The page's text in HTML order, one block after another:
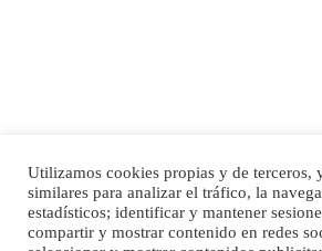
SHIBA PERDIDO AVDA JOSE MESA Y LOPEZ
PERRO MACHO RAZA SHIBA CON MICROCHIP
MESA Y LOPEZ. ES MUY ASUSTADIZO
Inicio Publicidad
Política
Aviso Legal
Cláusula
Utilizamos cookies propias y de terceros,
similares para analizar el tráfico, la
estadísticos; identificar y mantener
compartir y mostrar contenido en redes